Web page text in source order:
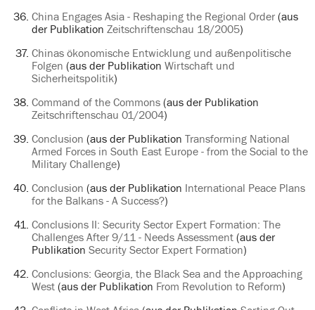
China Engages Asia - Reshaping the Regional Order(aus
der Publikation Zeitschriftenschau 18/2005)
Chinas ökonomische Entwicklung und außenpolitische
Folgen (aus der Publikation Wirtschaft und
Sicherheitspolitik)
Command of the Commons(aus der Publikation
Zeitschriftenschau 01/2004)
Conclusion (aus der Publikation Transforming National
Armed Forces in South East Europe - from the Social to the
Military Challenge)
Conclusion (aus der Publikation International Peace Plans
for the Balkans - A Success?)
Conclusions II: Security Sector Expert Formation: The
Challenges After 9/11 - Needs Assessment(aus der
Publikation Security Sector Expert Formation)
Conclusions: Georgia, the Black Sea and the Approaching
West(aus der Publikation From Revolution to Reform)